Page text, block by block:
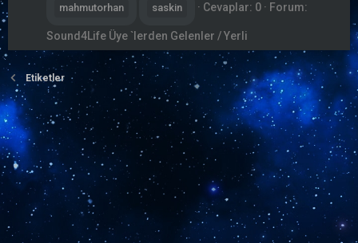
mahmutorhan saskin Cevaplar: 0 Forum:
Sound4Life Üye `lerden Gelenler / Yerli
Etiketler